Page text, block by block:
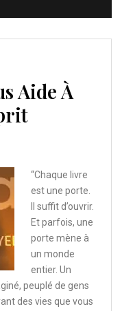
Aide À
“Chaque livre
est une porte.
Il suffit d’ouvrir.
Et parfois, une
porte mène à
un monde
entier. Un
peuplé de gens
des vies que vous